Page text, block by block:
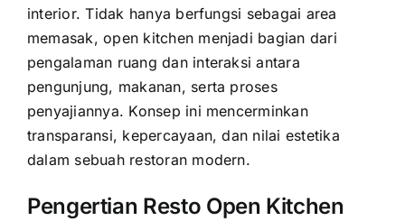
interior. Tidak hanya berfungsi sebagai area
memasak, open kitchen menjadi bagian dari
pengalaman ruang dan interaksi antara
pengunjung, makanan, serta proses
penyajiannya. Konsep ini mencerminkan
transparansi, kepercayaan, dan nilai estetika
dalam sebuah restoran modern.
Pengertian Resto Open Kitchen